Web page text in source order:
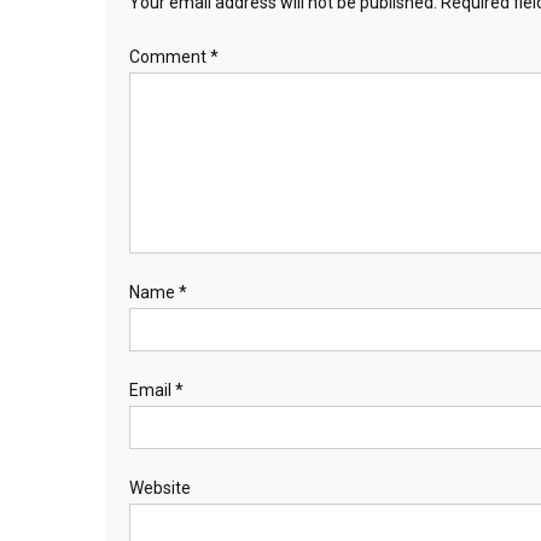
Comment*
Name *
Email *
Website